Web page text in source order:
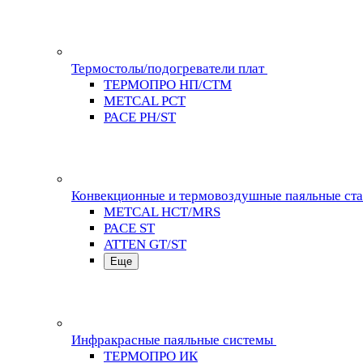
Термостолы/подогреватели плат
ТЕРМОПРО НП/СТМ
METCAL PCT
PACE PH/ST
Конвекционные и термовоздушные паяльные
METCAL HCT/MRS
PACE ST
ATTEN GT/ST
Еще
Инфракрасные паяльные системы
ТЕРМОПРО ИК